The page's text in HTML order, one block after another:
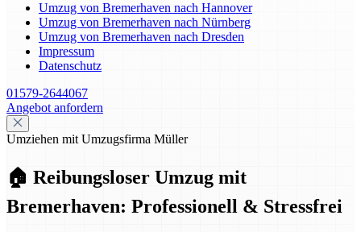
Umzug von Bremerhaven nach Hannover
Umzug von Bremerhaven nach Nürnberg
Umzug von Bremerhaven nach Dresden
Impressum
Datenschutz
01579-2644067
Angebot anfordern
Umziehen mit Umzugsfirma Müller
🏠 Reibungsloser Umzug mit
Bremerhaven: Professionell & Stressfrei